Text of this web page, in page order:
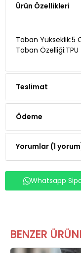
Ürün Özellikleri
Taban Yükseklik:5
Taban
Teslimat
Ödeme
Yorumlar (1
Whatsapp
BENZER